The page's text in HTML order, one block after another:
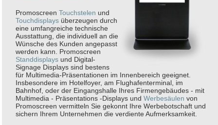
Promoscreen Touchstelen und
Touchdisplays überzeugen durch
eine umfangreiche technische
Ausstattung, die individuell an die
Wünsche des Kunden angepasst
werden kann. Promoscreen
Standdisplays und Digital-
Signage Displays sind bestens
für Multimedia-Präsentationen im Innenbereich geeignet.
Insbesondere im Hotelfoyer, am Flughafenterminal, im
Bahnhof, oder der Eingangshalle Ihres Firmengebäudes - mit
Multimedia - Präsentations -Displays und Werbesäulen von
Promoscreen vermitteln Sie gekonnt Ihre Werbebotschaft und
sichern Ihrem Unternehmen die verdiente Aufmerksamkeit.